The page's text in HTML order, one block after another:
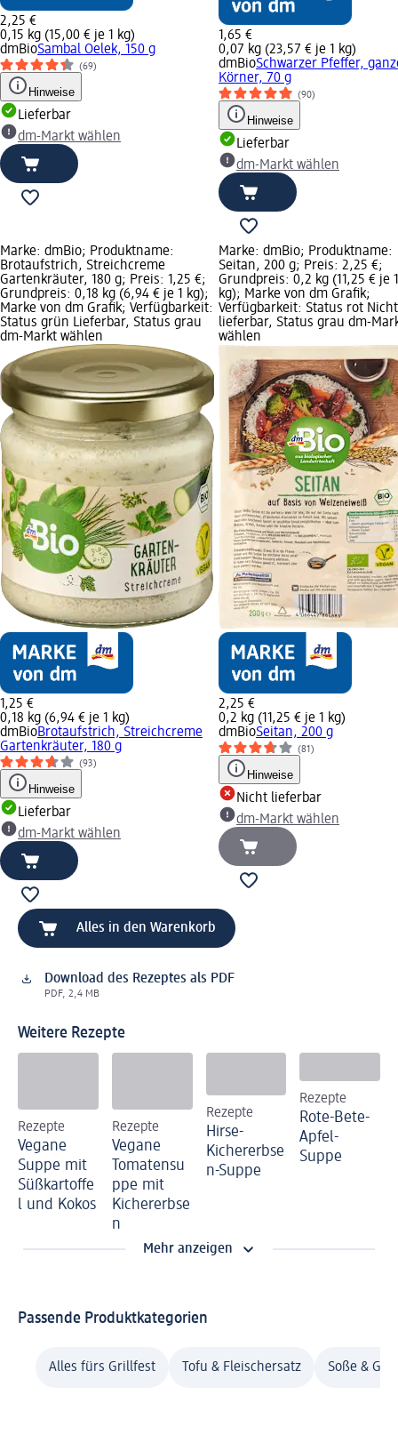
2,25 €
0,15 kg (15,00 € je 1 kg)
dmBioSambal Oelek, 150 g
(69)
Hinweise
Lieferbar
dm-Markt wählen
1,65 €
0,07 kg (23,57 € je 1 kg)
dmBioSchwarzer Pfeffer,
Körner, 70 g
(90)
Hinweise
Lieferbar
dm-Markt wählen
Marke: dmBio; Produktname:
Brotaufstrich, Streichcreme
Gartenkräuter, 180 g; Preis: 1,25 €;
Grundpreis: 0,18 kg (6,94 € je 1 kg);
Marke von dm Grafik; Verfügbarkeit:
Status grün Lieferbar, Status grau
dm-Markt wählen
1,25 €
0,18 kg (6,94 € je 1 kg)
dmBioBrotaufstrich, Streichcreme
Gartenkräuter, 180 g
(93)
Hinweise
Lieferbar
dm-Markt wählen
Marke: dmBio; Produktname:
Seitan, 200 g; Preis: 2,25 €;
Grundpreis: 0,2 kg (11,25 € je 1
kg); Marke von dm Grafik;
Verfügbarkeit: Status rot Nicht
lieferbar, Status grau dm-
wählen
2,25 €
0,2 kg (11,25 € je 1 kg)
dmBioSeitan, 200 g
(81)
Hinweise
Nicht lieferbar
dm-Markt wählen
Alles in den Warenkorb
Download des Rezeptes als PDF
PDF, 2,4 MB
Weitere Rezepte
Rezepte
Vegane
Suppe mit
Süßkartoffe
l und Kokos
Rezepte
Vegane
Tomatensu
ppe mit
Kichererbse
n
Rezepte
Hirse-
Kichererbse
n-Suppe
Rezepte
Rote-Bete-
Apfel-
Suppe
Mehr anzeigen
Passende Produktkategorien
Alles fürs Grillfest Tofu & Fleischersatz Soße &